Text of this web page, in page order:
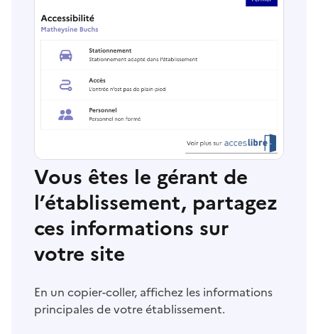
Vous êtes le gérant de
l’établissement, partagez
ces informations sur
votre site
En un copier-coller, affichez les informations
principales de votre établissement.